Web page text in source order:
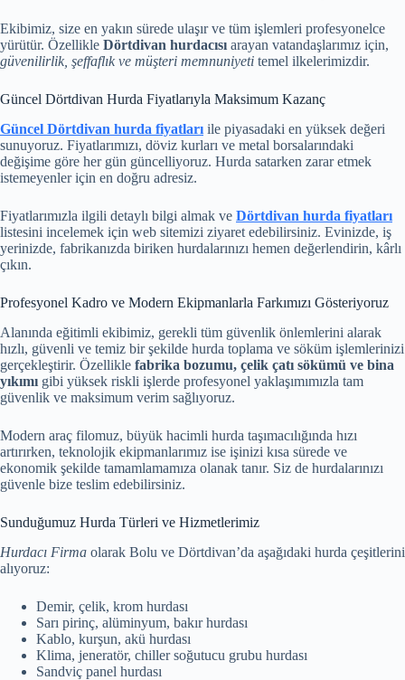
Ekibimiz, size en yakın sürede ulaşır ve tüm işlemleri profesyonelce
yürütür. Özellikle Dörtdivan hurdacısı arayan vatandaşlarımız için,
güvenilirlik, şeffaflık ve müşteri memnuniyeti temel ilkelerimizdir.
Güncel Dörtdivan Hurda Fiyatlarıyla Maksimum Kazanç
Güncel Dörtdivan hurda fiyatları ile piyasadaki en yüksek değeri
sunuyoruz. Fiyatlarımızı, döviz kurları ve metal borsalarındaki
değişime göre her gün güncelliyoruz. Hurda satarken zarar etmek
istemeyenler için en doğru adresiz.
Fiyatlarımızla ilgili detaylı bilgi almak ve Dörtdivan hurda fiyatları
listesini incelemek için web sitemizi ziyaret edebilirsiniz. Evinizde, iş
yerinizde, fabrikanızda biriken hurdalarınızı hemen değerlendirin, kârlı
çıkın.
Profesyonel Kadro ve Modern Ekipmanlarla Farkımızı Gösteriyoruz
Alanında eğitimli ekibimiz, gerekli tüm güvenlik önlemlerini alarak
hızlı, güvenli ve temiz bir şekilde hurda toplama ve söküm işlemlerinizi
gerçekleştirir. Özellikle fabrika bozumu, çelik çatı sökümü ve bina
yıkımı gibi yüksek riskli işlerde profesyonel yaklaşımımızla tam
güvenlik ve maksimum verim sağlıyoruz.
Modern araç filomuz, büyük hacimli hurda taşımacılığında hızı
artırırken, teknolojik ekipmanlarımız ise işinizi kısa sürede ve
ekonomik şekilde tamamlamamıza olanak tanır. Siz de hurdalarınızı
güvenle bize teslim edebilirsiniz.
Sunduğumuz Hurda Türleri ve Hizmetlerimiz
Hurdacı Firma olarak Bolu ve Dörtdivan’da aşağıdaki hurda çeşitlerini
alıyoruz:
Demir, çelik, krom hurdası
Sarı pirinç, alüminyum, bakır hurdası
Kablo, kurşun, akü hurdası
Klima, jeneratör, chiller soğutucu grubu hurdası
Sandviç panel hurdası